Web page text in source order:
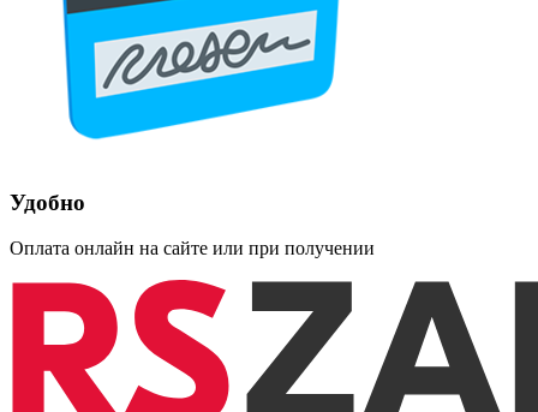
Удобно
Оплата онлайн на сайте или при получении